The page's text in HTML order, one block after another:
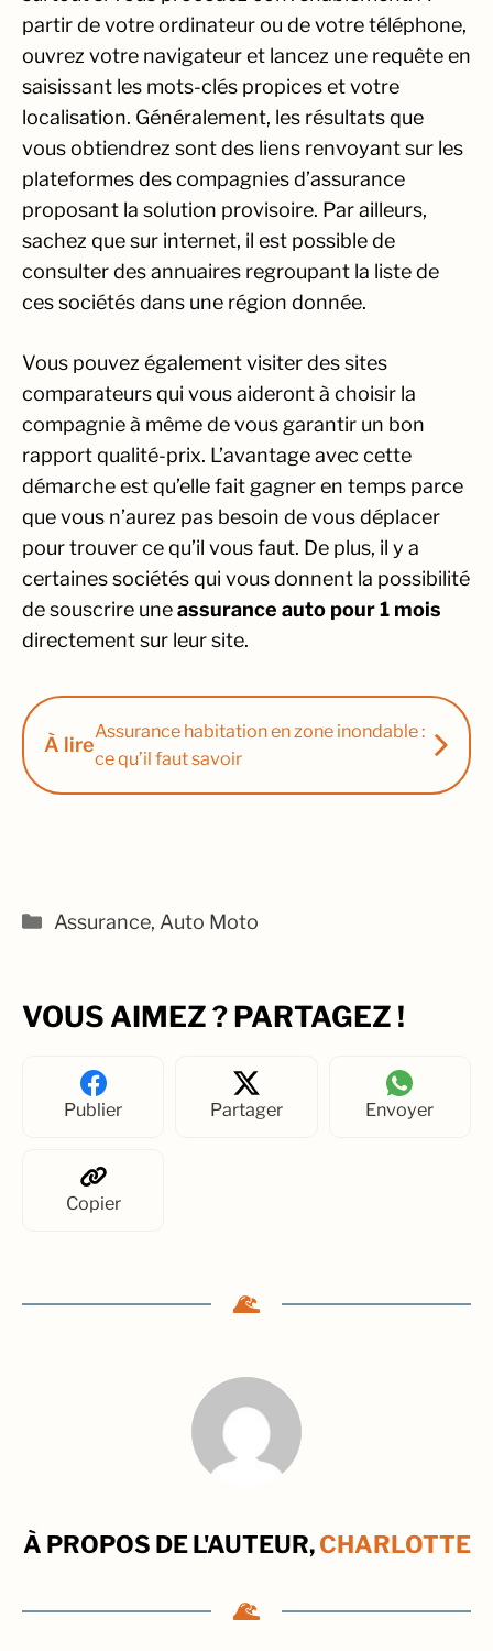
partir de votre ordinateur ou de votre téléphone,
ouvrez votre navigateur et lancez une requête en
saisissant les mots-clés propices et votre
localisation. Généralement, les résultats que
vous obtiendrez sont des liens renvoyant sur les
plateformes des compagnies d’assurance
proposant la solution provisoire. Par ailleurs,
sachez que sur internet, il est possible de
consulter des annuaires regroupant la liste de
ces sociétés dans une région donnée.
Vous pouvez également visiter des sites
comparateurs qui vous aideront à choisir la
compagnie à même de vous garantir un bon
rapport qualité-prix. L’avantage avec cette
démarche est qu’elle fait gagner en temps parce
que vous n’aurez pas besoin de vous déplacer
pour trouver ce qu’il vous faut. De plus, il y a
certaines sociétés qui vous donnent la possibilité
de souscrire uneassurance auto pour 1 mois
directement sur leur site.
À lire
Assurance habitation en zone inondable :
ce qu’il faut savoir
Catégories
Assurance, Auto Moto
VOUS AIMEZ ? PARTAGEZ !
Publier Partager Envoyer
Copier
À PROPOS DE L'AUTEUR,CHARLOTTE